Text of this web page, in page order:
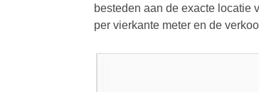
besteden aan de exacte locatie
per vierkante meter en de